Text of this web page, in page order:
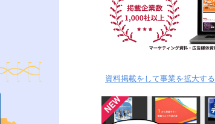
資料掲載をして事業を拡大する